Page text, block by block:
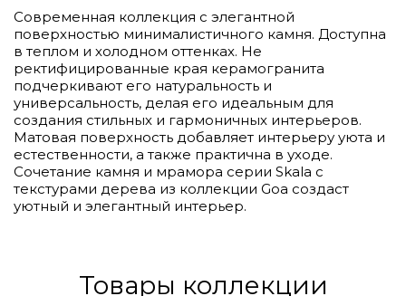
Современная коллекция с элегантной
поверхностью минималистичного камня. Доступна
в теплом и холодном оттенках. Не
ректифицированные края керамогранита
подчеркивают его натуральность и
универсальность, делая его идеальным для
создания стильных и гармоничных интерьеров.
Матовая поверхность добавляет интерьеру уюта и
естественности, а также практична в уходе.
Сочетание камня и мрамора серии Skala с
текстурами дерева из коллекции Goa создаст
уютный и элегантный интерьер.
Товары коллекции